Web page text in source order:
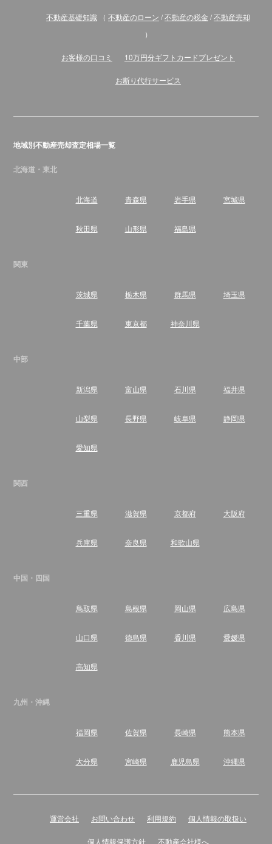
不動産基礎知識 （ 不動産のローン /不動産の税金 /不動産売却
）
お客様の口コミ 10万円分ギフトカードプレゼント
お断り代行サービス
地域別不動産売却査定相場一覧
北海道・東北
北海道 青森県 岩手県 宮城県
秋田県 山形県 福島県
関東
茨城県 栃木県 群馬県 埼玉県
千葉県 東京都 神奈川県
中部
新潟県 富山県 石川県 福井県
山梨県 長野県 岐阜県 静岡県
愛知県
関西
三重県 滋賀県 京都府 大阪府
兵庫県 奈良県 和歌山県
中国・四国
鳥取県 島根県 岡山県 広島県
山口県 徳島県 香川県 愛媛県
高知県
九州・沖縄
福岡県 佐賀県 長崎県 熊本県
大分県 宮崎県 鹿児島県 沖縄県
運営会社 お問い合わせ 利用規約 個人情報の取扱い
個人情報保護方針 不動産会社様へ